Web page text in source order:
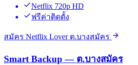
Netflix 720p HD
ฟรีค่าติดตั้ง
สมัคร Netflix Lover ต.บางสมัคร
Smart Backup — ต.บางสมัคร